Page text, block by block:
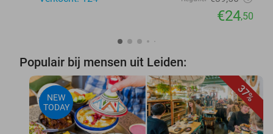
€24,50
Populair bij mensen uit Leiden:
37%
NEW
TODAY